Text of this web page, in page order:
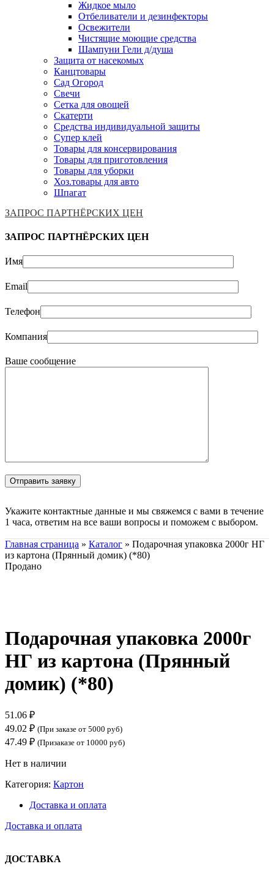
Жидкое мыло
Отбеливатели и дезинфекторы
Освежители
Чистящие моющие средства
Шампуни Гели д/душа
Защита от насекомых
Канцтовары
Сад Огород
Свечи
Сетка для овощей
Скатерти
Средства индивидуальной защиты
Супер клей
Товары для консервирования
Товары для приготовления
Товары для уборки
Хоз.товары для авто
Шпагат
ЗАПРОС ПАРТНЁРСКИХ ЦЕН
ЗАПРОС ПАРТНЁРСКИХ ЦЕН
Имя
Email
Телефон
Компания
Ваше сообщение
Укажите контактные данные и мы свяжемся с вами в течение
1 часа, ответим на все ваши вопросы и поможем с выбором.
Главная страница » Каталог » Подарочная упаковка 2000г НГ
из картона (Прянный домик) (*80)
Продано
Подарочная упаковка 2000г
НГ из картона (Прянный
домик) (*80)
51.06 ₽
49.02 ₽ (При заказе от 5000 руб)
47.49 ₽ (Призаказе от 10000 руб)
Нет в наличии
Категория: Картон
Доставка и оплата
Доставка и оплата
ДОСТАВКА